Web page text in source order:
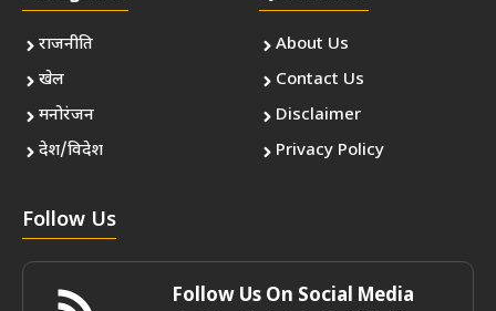
राजनीति
खेल
मनोरंजन
देश/विदेश
About Us
Contact Us
Disclaimer
Privacy Policy
Follow Us
Follow Us On Social Media